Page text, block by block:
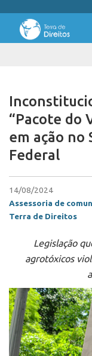
“Pacote do
em ação no
Federal
14/08/2024
Assessoria de
Terra de Direitos
Legislação
agrotóxicos